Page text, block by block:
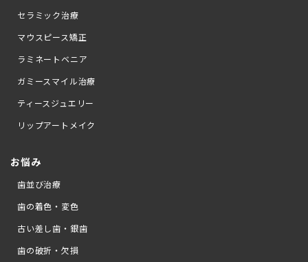
セラミック治療
マウスピース矯正
ラミネートベニア
ガミースマイル治療
ティースジュエリー
リップアートメイク
お悩み
歯並び治療
歯の着色・変色
古い差し歯・銀歯
歯の破折・欠損